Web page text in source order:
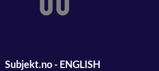
Subjekt.no - ENGLISH